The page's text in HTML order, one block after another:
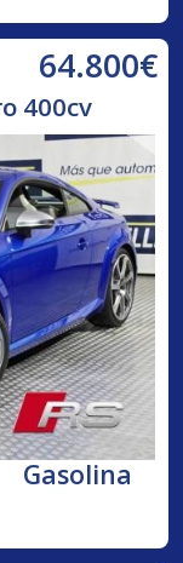
64.800€
400cv
Gasolina